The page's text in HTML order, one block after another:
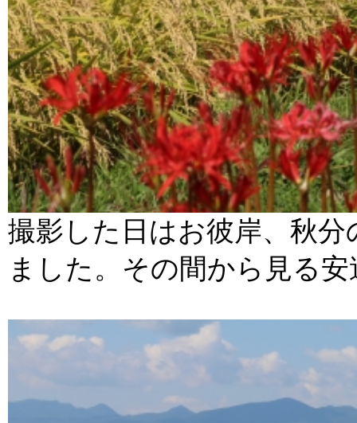
撮影した日はお彼岸、秋
ました。その間から見る